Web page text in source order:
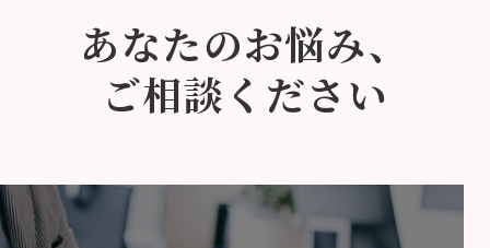
あなたのお悩み、
ご相談ください